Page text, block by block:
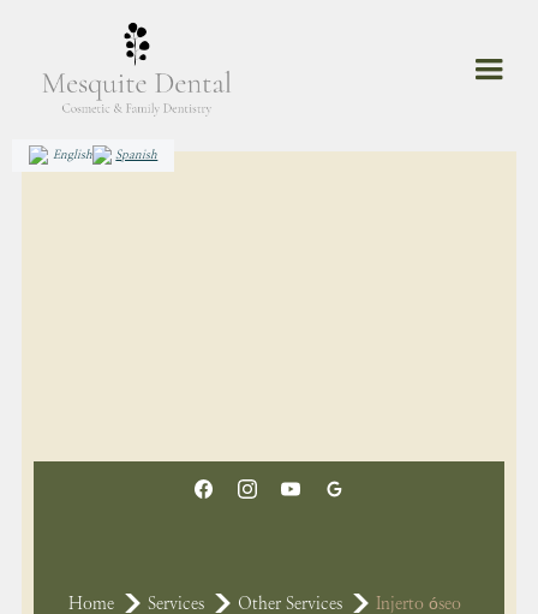
English Spanish
Home Services Other Services Injerto óseo